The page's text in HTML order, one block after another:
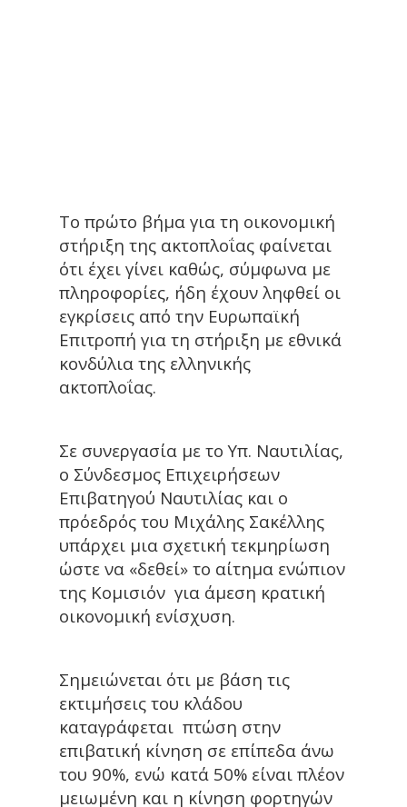
Το πρώτο βήμα για τη οικονομική
στήριξη της ακτοπλοΐας φαίνεται
ότι έχει γίνει καθώς, σύμφωνα με
πληροφορίες, ήδη έχουν ληφθεί οι
εγκρίσεις από την Ευρωπαϊκή
Επιτροπή για τη στήριξη με εθνικά
κονδύλια της ελληνικής
ακτοπλοΐας.
Σε συνεργασία με το Υπ. Ναυτιλίας,
ο Σύνδεσμος Επιχειρήσεων
Επιβατηγού Ναυτιλίας και ο
πρόεδρός του Μιχάλης Σακέλλης
υπάρχει μια σχετική τεκμηρίωση
ώστε να «δεθεί» το αίτημα ενώπιον
της Κομισιόν για άμεση κρατική
οικονομική ενίσχυση.
Σημειώνεται ότι με βάση τις
εκτιμήσεις του κλάδου
καταγράφεται πτώση στην
επιβατική κίνηση σε επίπεδα άνω
του 90%, ενώ κατά 50% είναι πλέον
μειωμένη και η κίνηση φορτηγών